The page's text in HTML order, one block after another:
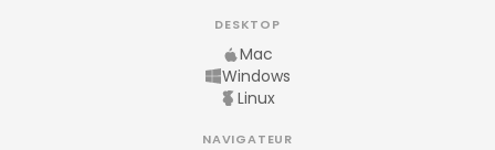
DESKTOP
Mac
Windows
Linux
NAVIGATEUR